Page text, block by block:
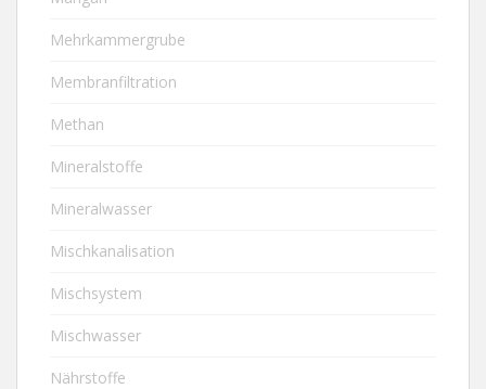
Mehrkammergrube
Membranfiltration
Methan
Mineralstoffe
Mineralwasser
Mischkanalisation
Mischsystem
Mischwasser
Nährstoffe